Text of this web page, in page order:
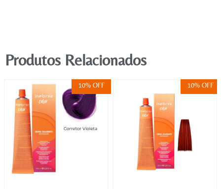
Produtos Relacionados
10% OFF 10% OFF